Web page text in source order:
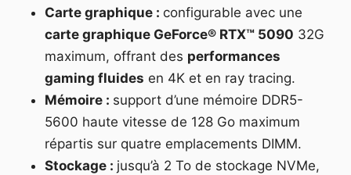
Carte graphique : configurable avec une
carte graphique GeForce® RTX™ 5090 32G
maximum, offrant des performances
gaming fluides en 4K et en ray tracing.
Mémoire : support d’une mémoire DDR5-
5600 haute vitesse de 128 Go maximum
répartis sur quatre emplacements DIMM.
Stockage : jusqu’à 2 To de stockage NVMe,